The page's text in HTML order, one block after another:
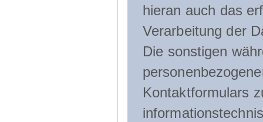
hieran auch das
Verarbeitung der
Die sonstigen
Kontaktformulars